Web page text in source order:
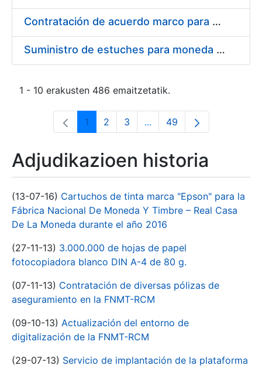
Contratación de acuerdo marco para el Suministro de Material de Electricidad para la Fábrica Nacional de Moneda y Timbre-Real Casa de la Moneda en su centro de trabajo de Burgos
Suministro de estuches para moneda de 30 €
1 - 10 erakusten 486 emaitzetatik.
Orrialdea
1 Orrialdea
2 Orrialdea
3 ...Intermediate Pages Use
Orrialdea
49
Adjudikazioen historia
(13-07-16) Cartuchos de tinta marca "Epson" para la
Fábrica Nacional De Moneda Y Timbre – Real Casa
De La Moneda durante el año 2016
(27-11-13) 3.000.000 de hojas de papel
fotocopiadora blanco DIN A-4 de 80 g.
(07-11-13) Contratación de diversas pólizas de
aseguramiento en la FNMT-RCM
(09-10-13) Actualización del entorno de
digitalización de la FNMT-RCM
(29-07-13) Servicio de implantación de la plataforma